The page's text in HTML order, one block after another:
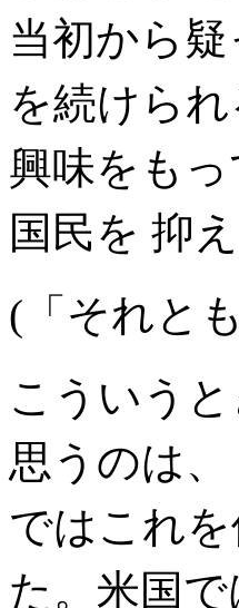
当初から
を続けら
興味をも
国民を 抑
(「それと
こういう
思うのは
ではこれ
た。米国